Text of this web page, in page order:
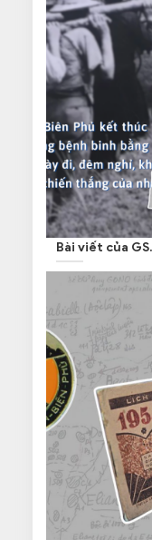
Bài viết của